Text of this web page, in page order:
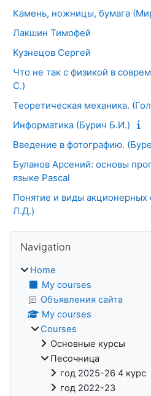
Камень, ножницы, бумага
Лакшин Тимофей
Кузнецов Сергей
Что не так с физикой в
С.)
Теоретическая механика.
Информатика (Бурич Б.И.)
Введение в фотографию.
Буланов Арсений: основы
языке Pascal
Понятие и виды акционерных
Л.Д.)
Blocks
Navigation
Home
My courses
Объявления сайта
My courses
Courses
Основные курсы
Песочница
год 2025-26 4 курс
год 2022-23